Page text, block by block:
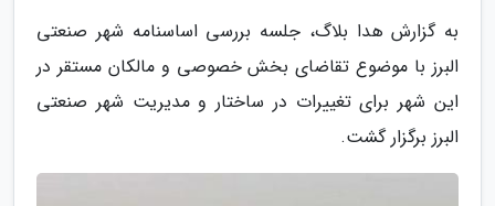
به گزارش هدا بلاگ، جلسه بررسی اساسنامه شهر صنعتی
البرز با موضوع تقاضای بخش خصوصی و مالکان مستقر در
این شهر برای تغییرات در ساختار و مدیریت شهر صنعتی
البرز برگزار گشت.